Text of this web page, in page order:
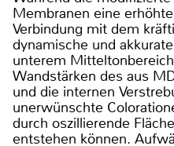
Membranen eine
Verbindung mit dem
dynamische und
unterem
Wandstärken des aus
und die internen
unerwünschte
durch oszillierende
entstehen können.